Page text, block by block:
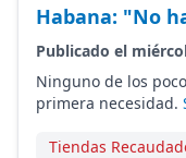
Habana: "No
Publicado el
Ninguno de los
primera necesidad.
Tiendas